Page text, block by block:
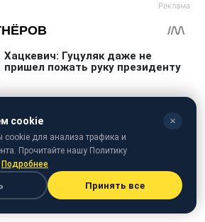
cookie ✕
для анализа трафика и
Прочитайте нашу Политику
Подробнее
Принять все